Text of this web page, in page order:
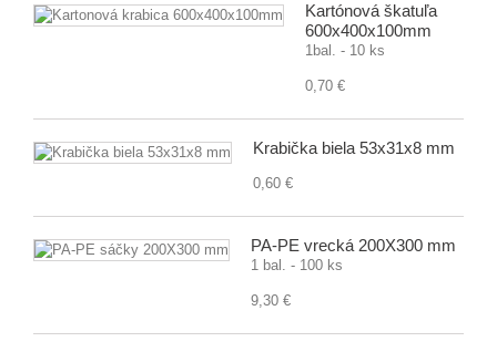
Kartónová škatuľa
600x400x100mm
1bal. - 10 ks
0,70 €
Krabička biela 53x31x8 mm
0,60 €
PA-PE vrecká 200X300 mm
1 bal. - 100 ks
9,30 €